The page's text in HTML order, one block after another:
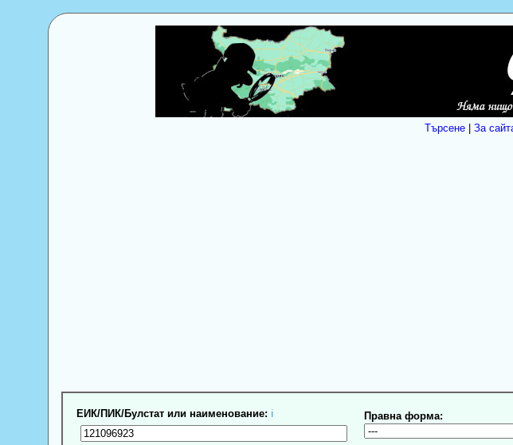
Търсене| За
ЕИК/ПИК/Булстат или наименование: ℹ Правна форма: